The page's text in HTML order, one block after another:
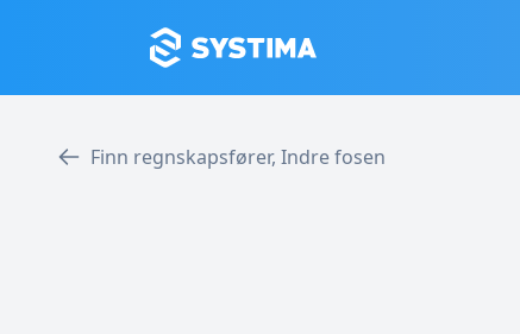
Finn regnskapsfører, Indre fosen